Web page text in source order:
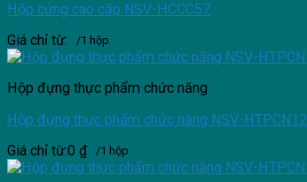
Hộp cứng cao cấp NSV-HCCC57
Giá chỉ từ:
/1 hộp
Hộp đựng thực phẩm chức năng
Hộp đựng thực phẩm chức năng NSV-HTPCN12
Giá chỉ từ:0 ₫ /1 hộp